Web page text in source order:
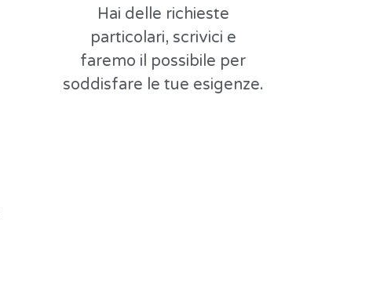
Hai delle richieste
particolari, scrivici e
faremo il possibile per
soddisfare le tue esigenze.